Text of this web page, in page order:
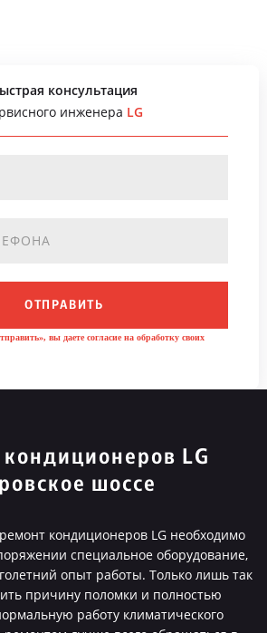
консультация
инженера LG
ОТПРАВИТЬ
вы даете согласие на обработку своих
LG
шоссе
кондиционеров LG необходимо
специальное оборудование,
опыт работы. Только лишь так
причину поломки и полностью
работу климатического